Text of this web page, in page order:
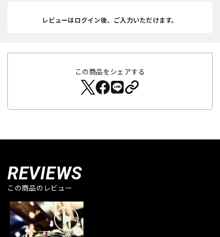
レビューはログイン後、ご入力いただけます。
この商品をシェアする
REVIEWS
この商品のレビュー